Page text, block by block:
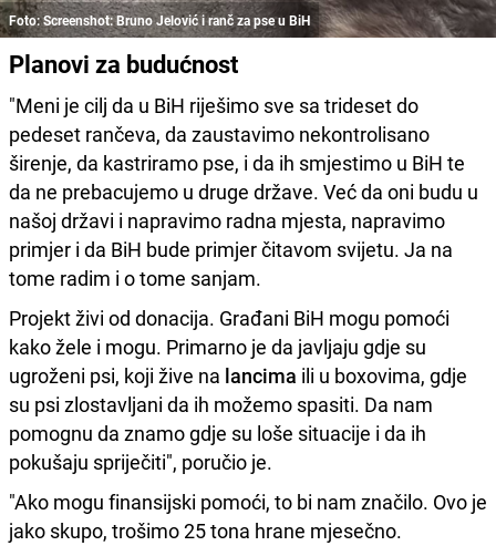
Foto: Screenshot: Bruno Jelović i ranč za pse u BiH
Planovi za budućnost
"Meni je cilj da u BiH riješimo sve sa trideset do
pedeset rančeva, da zaustavimo nekontrolisano
širenje, da kastriramo pse, i da ih smjestimo u BiH te
da ne prebacujemo u druge države. Već da oni budu u
našoj državi i napravimo radna mjesta, napravimo
primjer i da BiH bude primjer čitavom svijetu. Ja na
tome radim i o tome sanjam.
Projekt živi od donacija. Građani BiH mogu pomoći
kako žele i mogu. Primarno je da javljaju gdje su
ugroženi psi, koji žive na lancima ili u boxovima, gdje
su psi zlostavljani da ih možemo spasiti. Da nam
pomognu da znamo gdje su loše situacije i da ih
pokušaju spriječiti", poručio je.
"Ako mogu finansijski pomoći, to bi nam značilo. Ovo je
jako skupo, trošimo 25 tona hrane mjesečno.